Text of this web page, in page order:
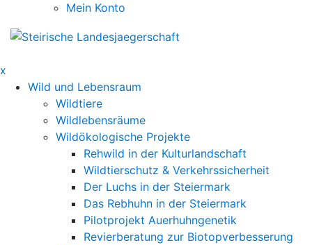
Mein Konto
x
Wild und Lebensraum
Wildtiere
Wildlebensräume
Wildökologische Projekte
Rehwild in der Kulturlandschaft
Wildtierschutz & Verkehrssicherheit
Der Luchs in der Steiermark
Das Rebhuhn in der Steiermark
Pilotprojekt Auerhuhngenetik
Revierberatung zur Biotopverbesserung